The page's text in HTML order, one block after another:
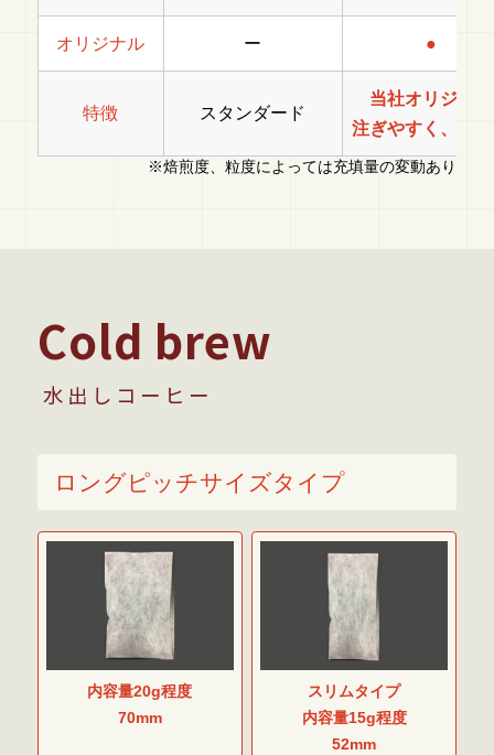
オリジナル ー ●
特徴 スタンダード
当社オリジナル
注ぎやすく、大
※焙煎度、粒度によっては充填量の変動あり
Cold brew
水出しコーヒー
ロングピッチサイズタイプ
内容量20g程度
70mm
スリムタイプ
内容量15g程度
52mm